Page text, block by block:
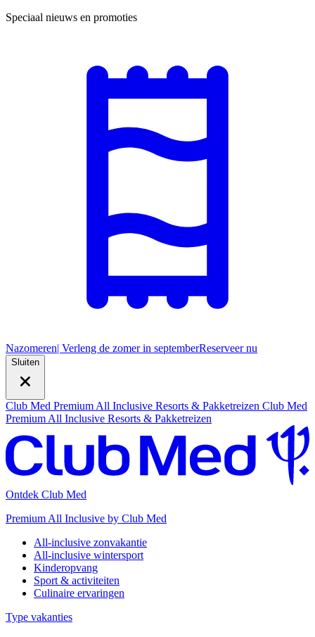
Speciaal nieuws en promoties
Nazomeren| Verleng de zomer in septemberReserveer nu
Sluiten
Club Med Premium All Inclusive Resorts & Pakketreizen Club Med
Premium All Inclusive Resorts & Pakketreizen
Ontdek Club Med
Premium All Inclusive by Club Med
All-inclusive zonvakantie
All-inclusive wintersport
Kinderopvang
Sport & activiteiten
Culinaire ervaringen
Type vakanties